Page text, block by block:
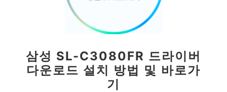
삼성 SL-C3080FR 드라이버
다운로드 설치 방법 및 바로가
기